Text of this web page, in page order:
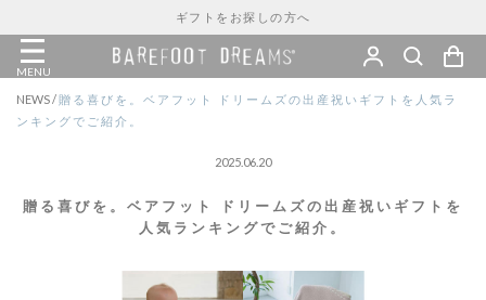
ギフトをお探しの方へ
MENU
NEWS/贈る喜びを。ベアフット ドリームズの出産祝いギフトを人気ラ
ンキングでご紹介。
2025.06.20
贈る喜びを。ベアフット ドリームズの出産祝いギフトを
人気ランキングでご紹介。